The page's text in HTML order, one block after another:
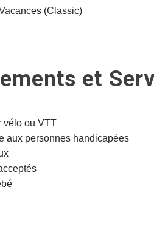
(Classic)
et
vélo ou VTT
aux personnes handicapées